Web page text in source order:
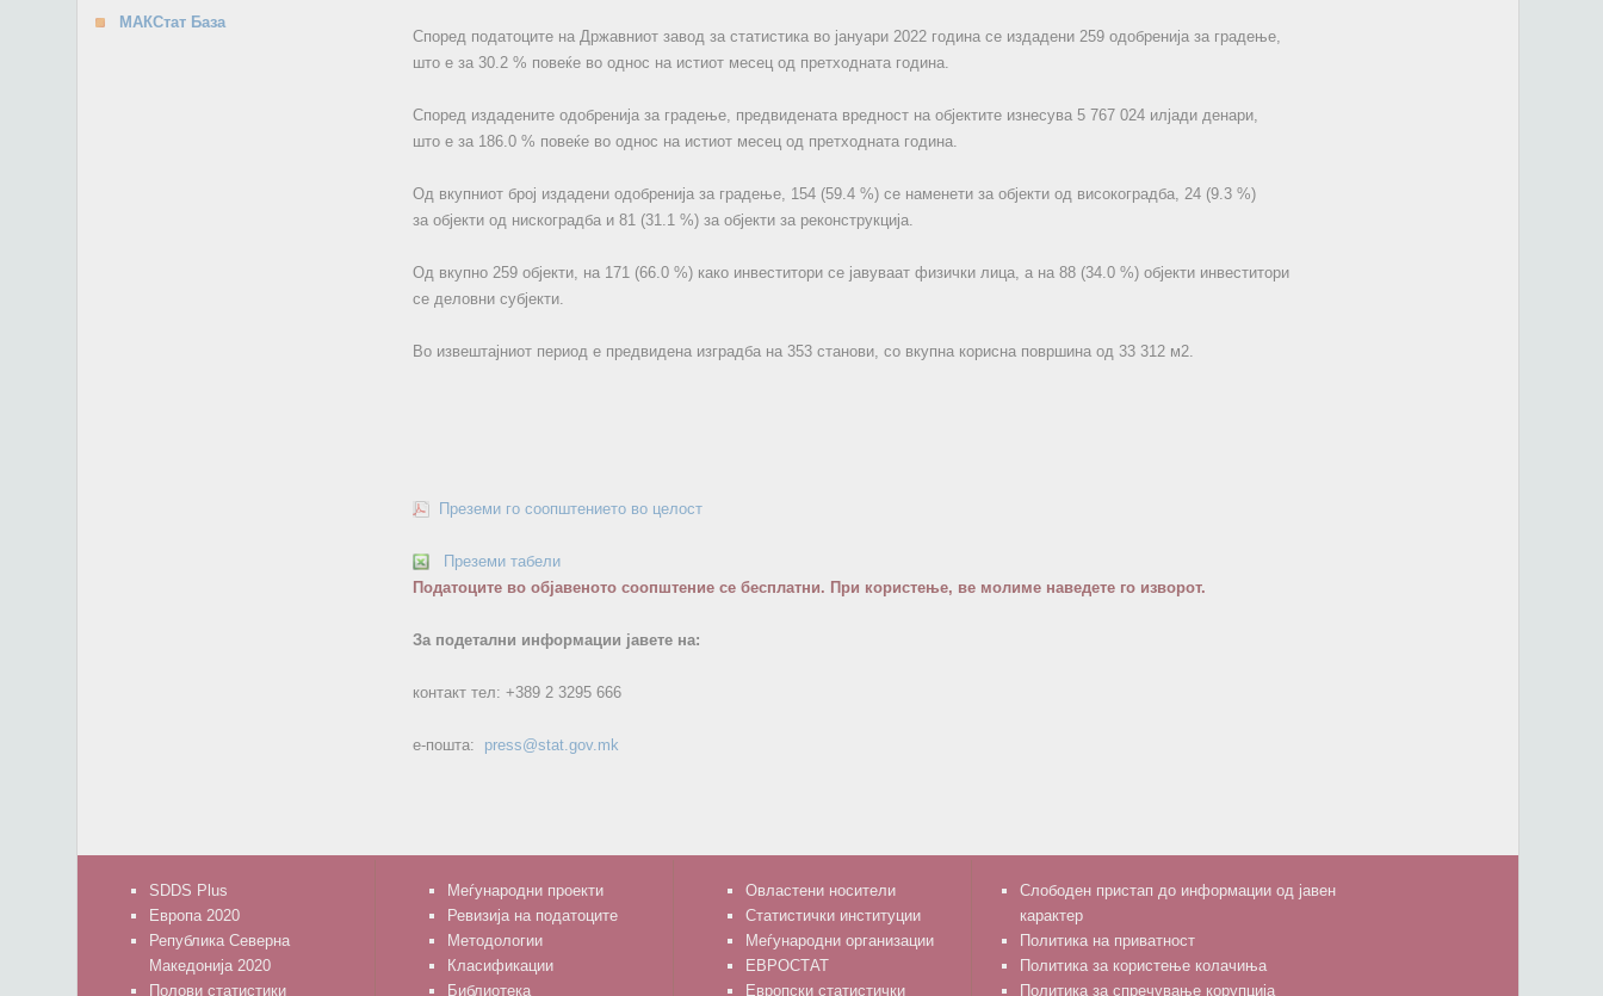
Според податоците на Државниот завод за статистика во јануари 2022 година се издадени 259 одобренија за градење,
што е за 30.2 % повеќе во однос на истиот месец од претходната година.
Според издадените одобренија за градење, предвидената вредност на објектите изнесува 5 767 024 илјади денари,
што е за 186.0 % повеќе во однос на истиот месец од претходната година.
Од вкупниот број издадени одобренија за градење, 154 (59.4 %) се наменети за објекти од високоградба, 24 (9.3 %)
за објекти од нискоградба и 81 (31.1 %) за објекти за реконструкција.
Од вкупно 259 објекти, на 171 (66.0 %) како инвеститори се јавуваат физички лица, а на 88 (34.0 %) објекти инвеститори
се деловни субјекти.
Во извештајниот период е предвидена изградба на 353 станови, со вкупна корисна површина од 33 312 м2.
Преземи го соопштението во целост
Преземи табели
Податоците во објавеното соопштение се бесплатни. При користење, ве молиме наведете го изворот.
За подетални информации јавете на:
контакт тел: +389 2 3295 666
е-пошта: press@stat.gov.mk
МАКСтат База
SDDS Plus
Европа 2020
Република Северна
Македонија 2020
Полови статистики
Меѓународни проекти
Ревизија на податоците
Методологии
Класификации
Библиотека
Овластени носители
Статистички институции
Меѓународни организации
ЕВРОСТАТ
Европски статистички
Слободен пристап до информации од јавен
карактер
Политика на приватност
Политика за користење колачиња
Политика за спречување корупција